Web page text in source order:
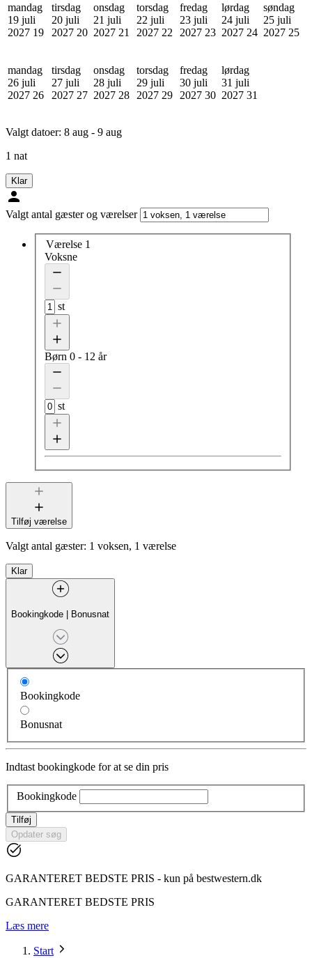
mandag
19 juli
2027 19
tirsdag
20 juli
2027 20
onsdag
21 juli
2027 21
torsdag
22 juli
2027 22
fredag
23 juli
2027 23
lørdag
24 juli
2027 24
søndag
25 juli
2027 25
mandag
26 juli
2027 26
tirsdag
27 juli
2027 27
onsdag
28 juli
2027 28
torsdag
29 juli
2027 29
fredag
30 juli
2027 30
lørdag
31 juli
2027 31
Valgt datoer: 8 aug - 9 aug
1 nat
Klar
Valgt antal gæster og værelser
Værelse 1
Voksne
st
Børn 0 - 12 år
st
Tilføj værelse
Valgt antal gæster: 1 voksen, 1 værelse
Klar
Bookingkode | Bonusnat
Bookingkode
Bonusnat
Indtast bookingkode for at se din pris
Bookingkode
Tilføj
Opdater søg
GARANTERET BEDSTE PRIS - kun på bestwestern.dk
GARANTERET BEDSTE PRIS
Læs mere
Start